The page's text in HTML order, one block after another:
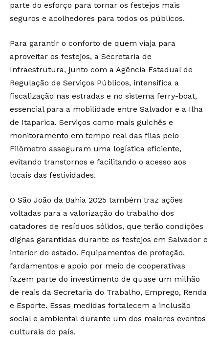
parte do esforço para tornar os festejos mais
seguros e acolhedores para todos os públicos.
Para garantir o conforto de quem viaja para
aproveitar os festejos, a Secretaria de
Infraestrutura, junto com a Agência Estadual de
Regulação de Serviços Públicos, intensifica a
fiscalização nas estradas e no sistema ferry-boat,
essencial para a mobilidade entre Salvador e a Ilha
de Itaparica. Serviços como mais guichês e
monitoramento em tempo real das filas pelo
Filômetro asseguram uma logística eficiente,
evitando transtornos e facilitando o acesso aos
locais das festividades.
O São João da Bahia 2025 também traz ações
voltadas para a valorização do trabalho dos
catadores de resíduos sólidos, que terão condições
dignas garantidas durante os festejos em Salvador e
interior do estado. Equipamentos de proteção,
fardamentos e apoio por meio de cooperativas
fazem parte do investimento de quase um milhão
de reais da Secretaria do Trabalho, Emprego, Renda
e Esporte. Essas medidas fortalecem a inclusão
social e ambiental durante um dos maiores eventos
culturais do país.